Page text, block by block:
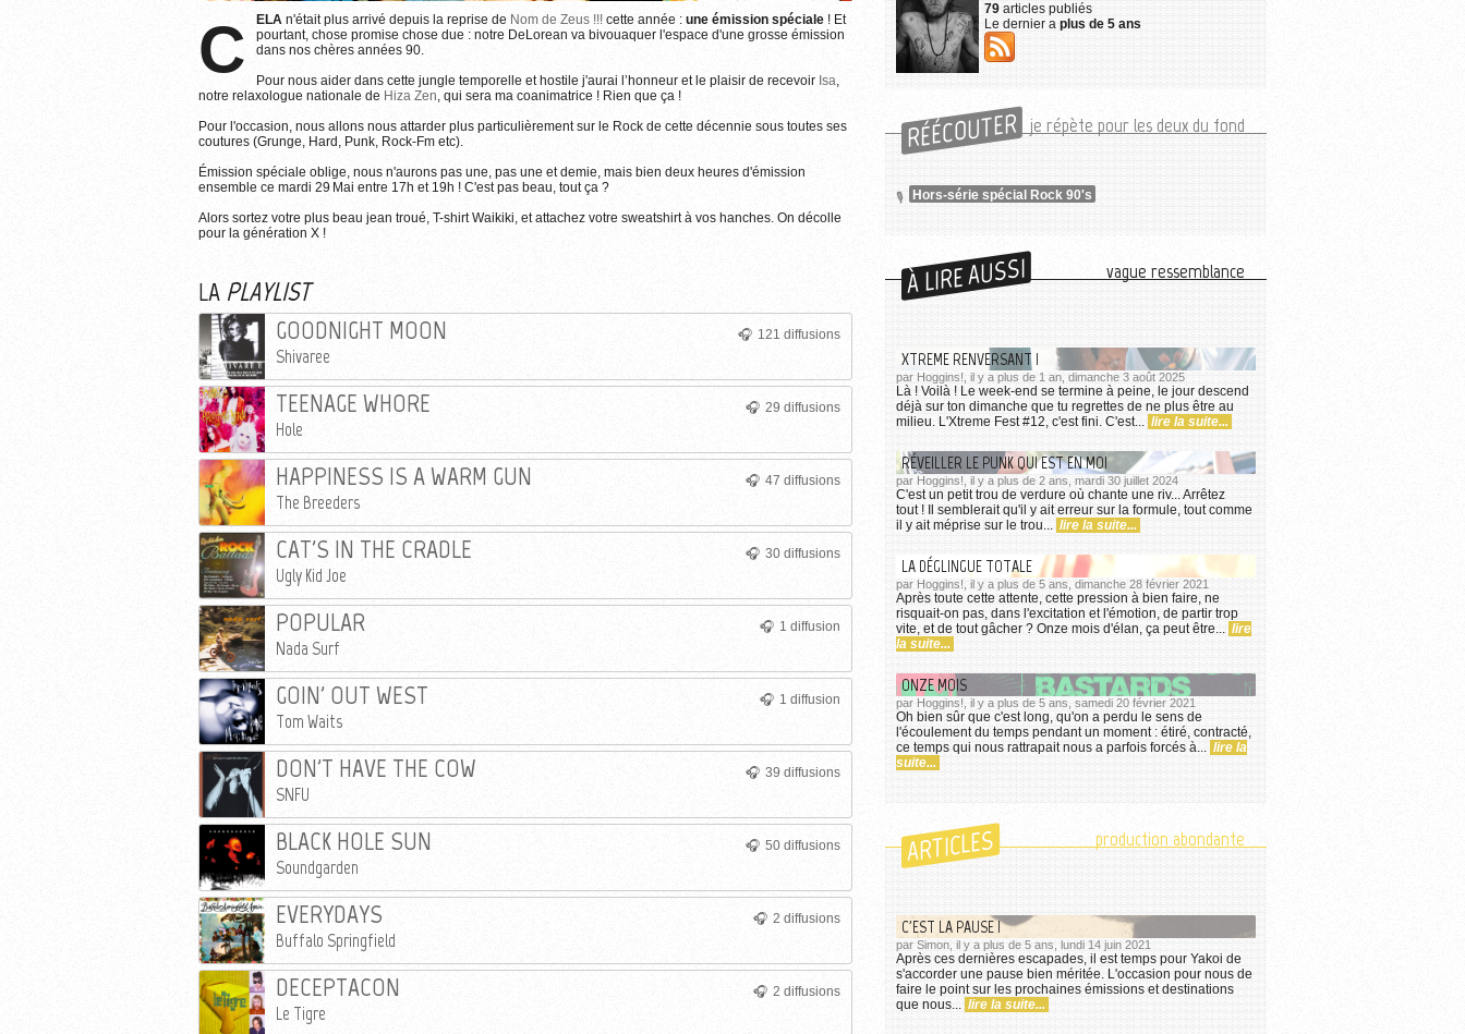
Flickr / Ian Lloyd (CC BY-NC-SA 2.0)
Plus d'informations sur l'utilisation des images...
CELA n'était plus arrivé depuis la reprise de Nom de Zeus !!! cette année : une émission spéciale ! Et
pourtant, chose promise chose due : notre DeLorean va bivouaquer l'espace d'une grosse émission
dans nos chères années 90.
Pour nous aider dans cette jungle temporelle et hostile j'aurai l’honneur et le plaisir de recevoir Isa,
notre relaxologue nationale de Hiza Zen, qui sera ma coanimatrice ! Rien que ça !
Pour l'occasion, nous allons nous attarder plus particulièrement sur le Rock de cette décennie sous toutes ses
coutures (Grunge, Hard, Punk, Rock-Fm etc).
Émission spéciale oblige, nous n'aurons pas une, pas une et demie, mais bien deux heures d'émission
ensemble ce mardi 29 Mai entre 17h et 19h ! C'est pas beau, tout ça ?
Alors sortez votre plus beau jean troué, T-shirt Waikiki, et attachez votre sweatshirt à vos hanches. On décolle
pour la génération X !
LA PLAYLIST
121 diffusions
GOODNIGHT MOON
Shivaree
29 diffusions
TEENAGE WHORE
Hole
47 diffusions
HAPPINESS IS A WARM GUN
The Breeders
30 diffusions
CAT'S IN THE CRADLE
Ugly Kid Joe
1 diffusion
POPULAR
Nada Surf
1 diffusion
GOIN' OUT WEST
Tom Waits
39 diffusions
DON'T HAVE THE COW
SNFU
50 diffusions
BLACK HOLE SUN
Soundgarden
2 diffusions
EVERYDAYS
Buffalo Springfield
2 diffusions
DECEPTACON
Le Tigre
79 articles publiés
Le dernier a plus de 5 ans
RÉÉCOUTER je répète pour les deux du fond
Hors-série spécial Rock 90's
À LIRE AUSSI vague ressemblance
XTREME RENVERSANT !
par Hoggins!, il y a plus de 1 an, dimanche 3 août 2025
Là ! Voilà ! Le week-end se termine à peine, le jour descend
déjà sur ton dimanche que tu regrettes de ne plus être au
milieu. L'Xtreme Fest #12, c'est fini. C'est... lire la suite...
RÉVEILLER LE PUNK QUI EST EN MOI
par Hoggins!, il y a plus de 2 ans, mardi 30 juillet 2024
C'est un petit trou de verdure où chante une riv... Arrêtez
tout ! Il semblerait qu'il y ait erreur sur la formule, tout comme
il y ait méprise sur le trou... lire la suite...
LA DÉGLINGUE TOTALE
par Hoggins!, il y a plus de 5 ans, dimanche 28 février 2021
Après toute cette attente, cette pression à bien faire, ne
risquait-on pas, dans l'excitation et l'émotion, de partir trop
vite, et de tout gâcher ? Onze mois d'élan, ça peut être... lire
la suite...
ONZE MOIS
par Hoggins!, il y a plus de 5 ans, samedi 20 février 2021
Oh bien sûr que c'est long, qu'on a perdu le sens de
l'écoulement du temps pendant un moment : étiré, contracté,
ce temps qui nous rattrapait nous a parfois forcés à... lire la
suite...
ARTICLES production abondante
C'EST LA PAUSE !
par Simon, il y a plus de 5 ans, lundi 14 juin 2021
Après ces dernières escapades, il est temps pour Yakoi de
s'accorder une pause bien méritée. L'occasion pour nous de
faire le point sur les prochaines émissions et destinations
que nous... lire la suite...